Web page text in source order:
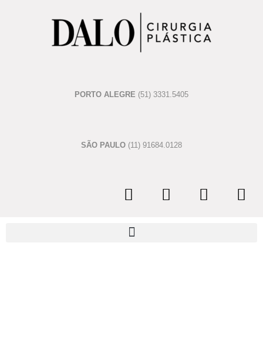
PORTO ALEGRE (51) 3331.5405
SÃO PAULO (11) 91684.0128